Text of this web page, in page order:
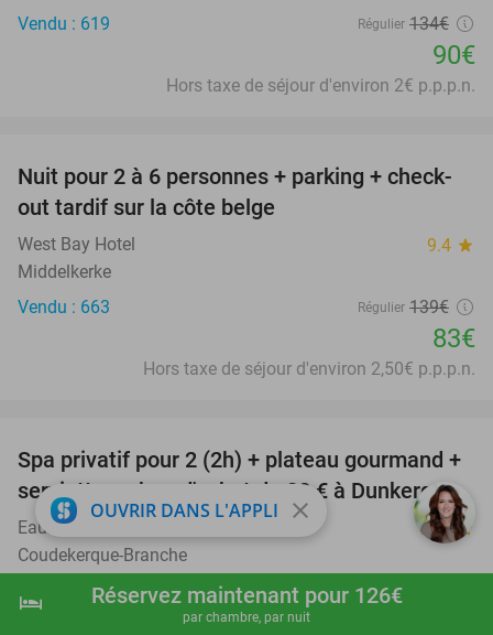
shopping_cart Réserver maintenant
hotel Réservez maintenant pour 126€
par chambre, par nuit
Vendu : 619
Régulier 134€
90€
Hors taxe de séjour d'environ 2€ p.p.p.n.
40%
Nuit pour 2 à 6 personnes + parking + check-
out tardif sur la côte belge
West Bay Hotel 9.4 star
Middelkerke
Vendu : 663
Régulier 139€
83€
Hors taxe de séjour d'environ 2,50€ p.p.p.n.
28%
Spa privatif pour 2 (2h) + plateau gourmand +
serviettes + bon d'achat de 20 € à Dunkerque
Eauzone Spa Dunkerque 10.0star
Coudekerque-Branche
Vendu : 23
Régulier 136
OUVRIR DANS L'APPLI close